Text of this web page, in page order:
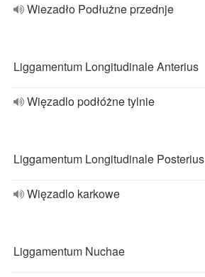
Wiezadło Podłużne przednje
Liggamentum Longitudinale Anterius
Więzadlo podłóżne tylnie
Liggamentum Longitudinale Posterius
Więzadlo karkowe
Liggamentum Nuchae